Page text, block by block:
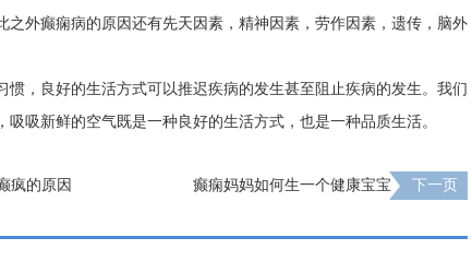
之外癫痫病的原因还有先天因素，精神因素，劳作因素，遗传，脑外
，良好的生活方式可以推迟疾病的发生甚至阻止疾病的发生。我们
吸新鲜的空气既是一种良好的生活方式，也是一种品质生活。
疯的原因 癫痫妈妈如何生一个健康宝宝 下一页